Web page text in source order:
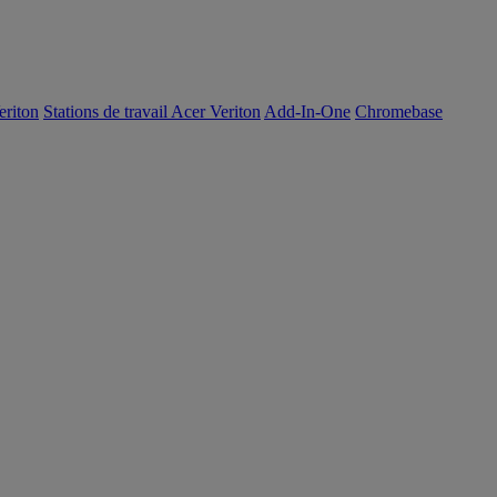
Stations de travail Acer Veriton Add-In-One Chromebase